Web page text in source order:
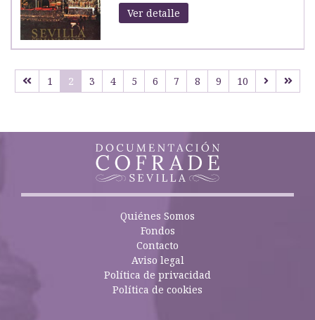
Ver detalle
1 2 3 4 5 6 7 8 9 10
Quiénes Somos
Fondos
Contacto
Aviso legal
Política de privacidad
Política de cookies